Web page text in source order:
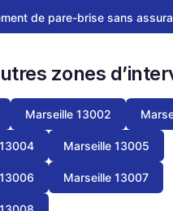
de pare-brise sans
zones
Marseille 13002
Marseille 13005
Marseille 13007